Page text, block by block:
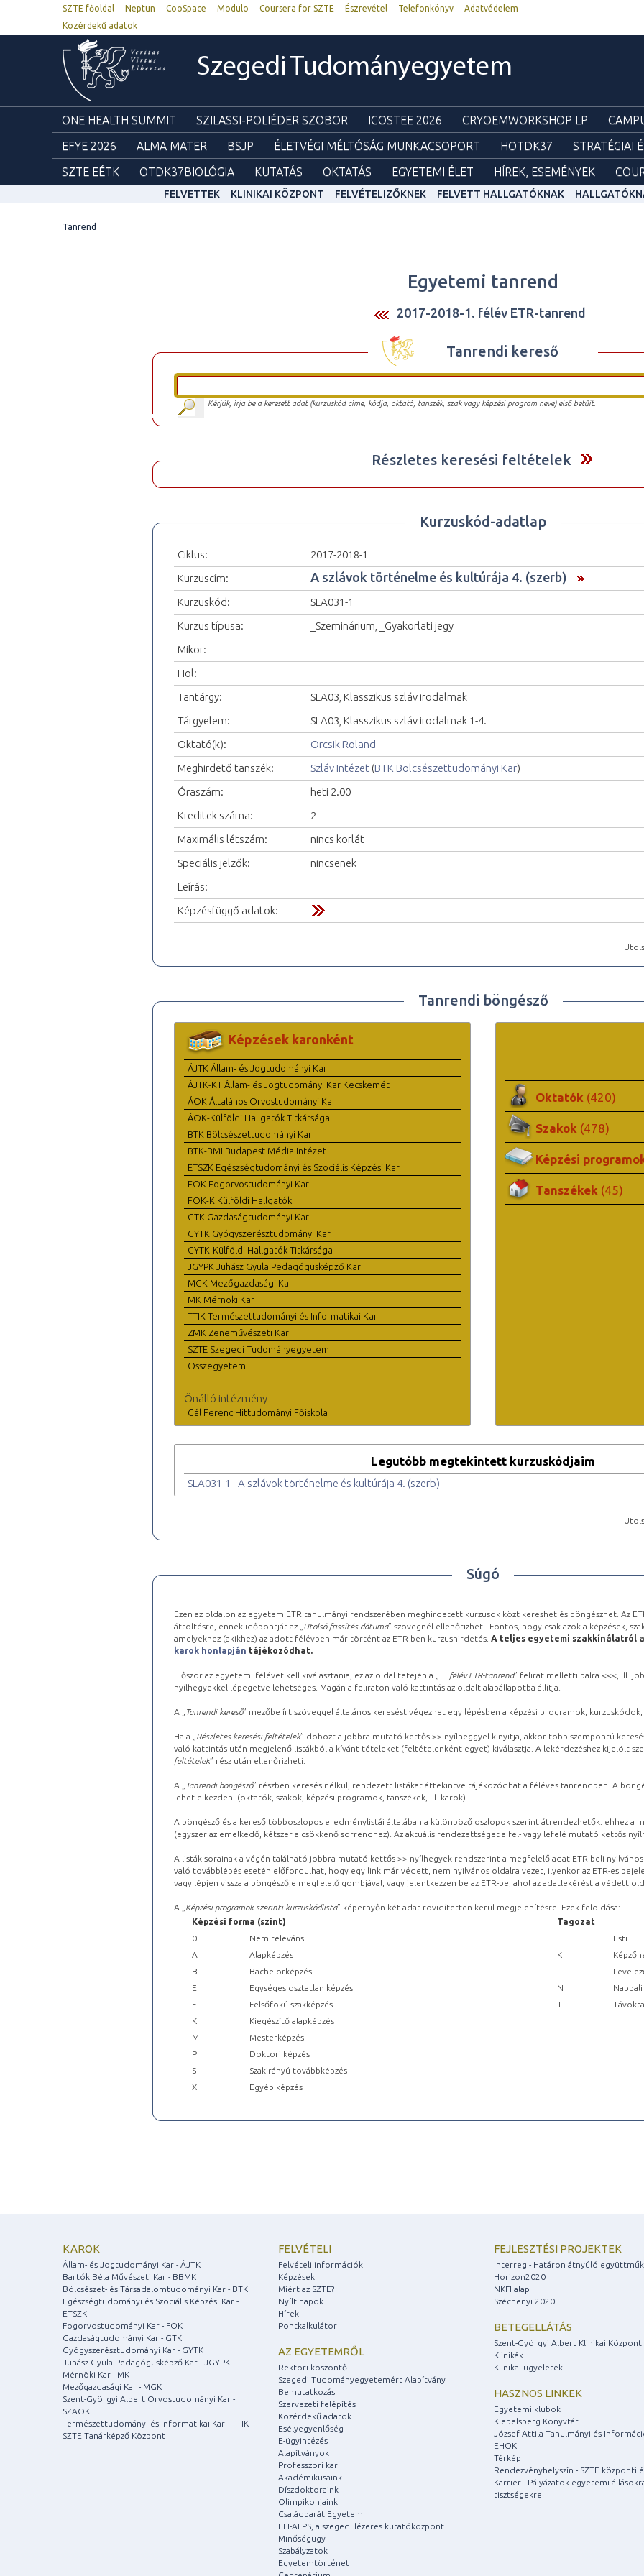
SZTE főoldal Neptun CooSpace Modulo Coursera for SZTE Észrevétel Telefonkönyv
Adatvédelem
Közérdekű adatok
Szegedi Tudományegyetem
ONE HEALTH SUMMIT SZILASSI-POLIÉDER SZOBOR ICOSTEE 2026 CRYOEMWORKSHOP LP
EFYE 2026
ALMA MATER BSJP ÉLETVÉGI MÉLTÓSÁG MUNKACSOPORT HOTDK37 STRATÉGIAI
SZTE EÉTK
OTDK37BIOLÓGIA KUTATÁS OKTATÁS EGYETEMI ÉLET HÍREK, ESEMÉNYEK
FELVETTEK KLINIKAI KÖZPONT FELVÉTELIZŐKNEK FELVETT HALLGATÓKNAK
Tanrend
Egyetemi tanrend
2017-2018-1. félév ETR-tanrend
Tanrendi kereső
Kérjük, írja be a keresett adat (kurzuskód címe, kódja, oktató, tanszék, szak vagy képzési program neve) első betűit.
Részletes keresési feltételek
Kurzuskód-adatlap
Ciklus:
2017-2018-1
Kurzuscím:
A szlávok történelme és kultúrája 4. (szerb)
Kurzuskód:
SLA031-1
Kurzus típusa:
_Szeminárium, _Gyakorlati jegy
Mikor:
Hol:
Tantárgy:
SLA03, Klasszikus szláv irodalmak
Tárgyelem:
SLA03, Klasszikus szláv irodalmak 1-4.
Oktató(k):
Orcsik Roland
Meghirdető tanszék:
Szláv Intézet (BTK Bölcsészettudományi Kar)
Óraszám:
heti 2.00
Kreditek száma:
2
Maximális létszám:
nincs korlát
Speciális jelzők:
nincsenek
Leírás:
Képzésfüggő adatok:
Tanrendi böngésző
Képzések karonként
ÁJTK Állam- és Jogtudományi Kar
ÁJTK-KT Állam- és Jogtudományi Kar Kecskemét
ÁOK Általános Orvostudományi Kar
ÁOK-Külföldi Hallgatók Titkársága
BTK Bölcsészettudományi Kar
BTK-BMI Budapest Média Intézet
ETSZK Egészségtudományi és Szociális Képzési Kar
FOK Fogorvostudományi Kar
FOK-K Külföldi Hallgatók
GTK Gazdaságtudományi Kar
GYTK Gyógyszerésztudományi Kar
GYTK-Külföldi Hallgatók Titkársága
JGYPK Juhász Gyula Pedagógusképző Kar
MGK Mezőgazdasági Kar
MK Mérnöki Kar
TTIK Természettudományi és Informatikai Kar
ZMK Zeneművészeti Kar
SZTE Szegedi Tudományegyetem
Összegyetemi
Önálló intézmény
Gál Ferenc Hittudományi Főiskola
Oktatók (420)
Szakok (478)
Képzési
Tanszékek (45)
Legutóbb megtekintett kurzuskódjaim
SLA031-1 - A szlávok történelme és kultúrája 4. (szerb)
Súgó
Ezen az oldalon az egyetem ETR tanulmányi rendszerében meghirdetett kurzusok közt kereshet és böngészhet. Az
áttöltésre, ennek időpontját az „ Utolsó frissítés dátuma” szövegnél ellenőrizheti. Fontos, hogy csak azok a képzések,
amelyekhez (akikhez) az adott félévben már történt az ETR-ben kurzushirdetés. A teljes egyetemi szakkínálatról a
karok honlapján tájékozódhat.
Először az egyetemi félévet kell kiválasztania, ez az oldal tetején a „ … félév ETR-tanrend” felirat melletti balra <<<, ill.
nyílhegyekkel lépegetve lehetséges. Magán a feliraton való kattintás az oldalt alapállapotba állítja.
A „ Tanrendi kereső” mezőbe írt szöveggel általános keresést végezhet egy lépésben a képzési programok,
Ha a „ Részletes keresési feltételek” dobozt a jobbra mutató kettős >> nyílheggyel kinyitja, akkor több szempontú
való kattintás után megjelenő listákból a kívánt tételeket (feltételenként egyet) kiválasztja. A lekérdezéshez kijelölt
feltételek” rész után ellenőrizheti.
A „ Tanrendi böngésző” részben keresés nélkül, rendezett listákat áttekintve tájékozódhat a féléves tanrendben. A
lehet elkezdeni (oktatók, szakok, képzési programok, tanszékek, ill. karok).
A böngésző és a kereső többoszlopos eredménylistái általában a különböző oszlopok szerint átrendezhetők: ehhez a
(egyszer az emelkedő, kétszer a csökkenő sorrendhez). Az aktuális rendezettséget a fel- vagy lefelé mutató kettős
A listák sorainak a végén található jobbra mutató kettős >> nyílhegyek rendszerint a megfelelő adat ETR-beli
való továbblépés esetén előfordulhat, hogy egy link már védett, nem nyilvános oldalra vezet, ilyenkor az ETR-es
vagy lépjen vissza a böngészője megfelelő gombjával, vagy jelentkezzen be az ETR-be, ahol az adatlekérést a védett
A „ Képzési programok szerinti kurzuskódlista” képernyőn két adat rövidítetten kerül megjelenítésre. Ezek feloldása:
Képzési forma (szint)
Tagozat
0
Nem releváns E
Esti
A
Alapképzés K
B
Bachelorképzés L
E
Egységes osztatlan képzés N
Nappali
F
Felsőfokú szakképzés T
K
Kiegészítő alapképzés
M
Mesterképzés
P
Doktori képzés
S
Szakirányú továbbképzés
X
Egyéb képzés
KAROK
Állam- és Jogtudományi Kar - ÁJTK
Bartók Béla Művészeti Kar - BBMK
Bölcsészet- és Társadalomtudományi Kar - BTK
Egészségtudományi és Szociális Képzési Kar -
ETSZK
Fogorvostudományi Kar - FOK
Gazdaságtudományi Kar - GTK
Gyógyszerésztudományi Kar - GYTK
Juhász Gyula Pedagógusképző Kar - JGYPK
Mérnöki Kar - MK
Mezőgazdasági Kar - MGK
Szent-Györgyi Albert Orvostudományi Kar -
SZAOK
Természettudományi és Informatikai Kar - TTIK
SZTE Tanárképző Központ
FELVÉTELI
Felvételi információk
Képzések
Miért az SZTE?
Nyílt napok
Hírek
Pontkalkulátor
AZ EGYETEMRŐL
Rektori köszöntő
Szegedi Tudományegyetemért Alapítvány
Bemutatkozás
Szervezeti felépítés
Közérdekű adatok
Esélyegyenlőség
E-ügyintézés
Alapítványok
Professzori kar
Akadémikusaink
Díszdoktoraink
Olimpikonjaink
Családbarát Egyetem
ELI-ALPS, a szegedi lézeres kutatóközpont
Minőségügy
Szabályzatok
Egyetemtörténet
FEJLESZTÉSI PROJEKTEK
Interreg - Határon átnyúló
Horizon2020
NKFI alap
Széchenyi 2020
BETEGELLÁTÁS
Szent-Györgyi Albert Klinikai Központ
Klinikák
Klinikai ügyeletek
HASZNOS LINKEK
Egyetemi klubok
Klebelsberg Könyvtár
József Attila Tanulmányi és
EHÖK
Térkép
Rendezvényhelyszín - SZTE központi
Karrier - Pályázatok egyetemi
tisztségekre